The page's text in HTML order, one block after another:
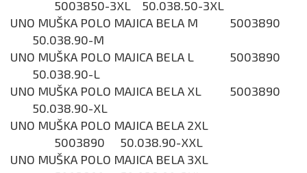
5003850-3XL
50.038.50-3XL
UNO MUŠKA POLO MAJICA BELA M
5003890
50.038.90-M
UNO MUŠKA POLO MAJICA BELA L
5003890
50.038.90-L
UNO MUŠKA POLO MAJICA BELA XL
5003890
50.038.90-XL
UNO MUŠKA POLO MAJICA BELA 2XL
5003890
50.038.90-XXL
UNO MUŠKA POLO MAJICA BELA 3XL